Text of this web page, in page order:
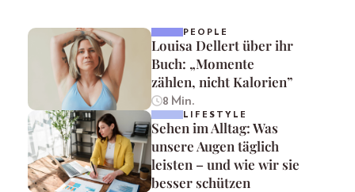
PEOPLE
Louisa Dellert über ihr
Buch: „Momente
zählen, nicht Kalorien”
8 Min.
LIFESTYLE
Sehen im Alltag: Was
unsere Augen täglich
leisten – und wie wir sie
besser schützen